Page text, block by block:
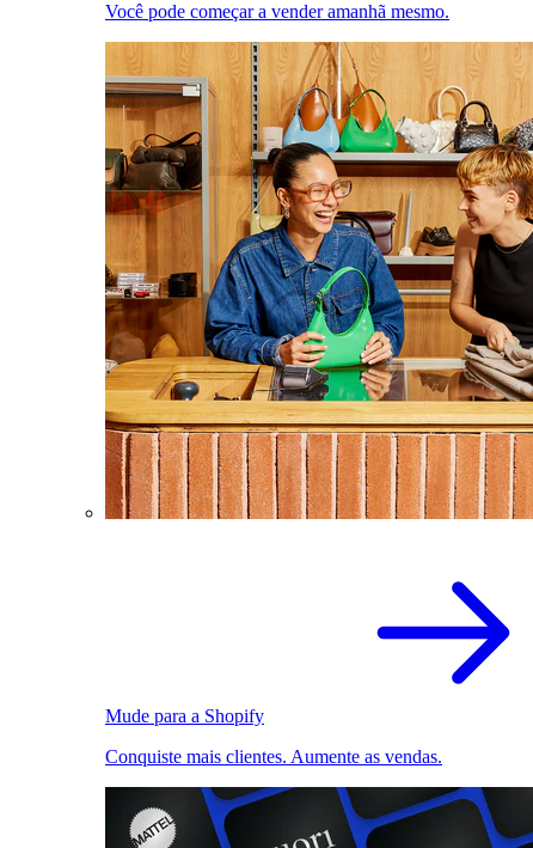
Você pode começar a vender amanhã mesmo.
Mude para a Shopify
Conquiste mais clientes. Aumente as vendas.